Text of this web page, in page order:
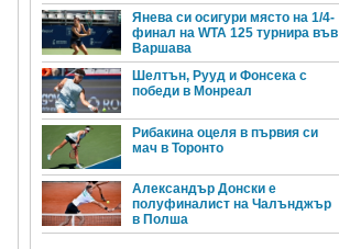
Янева си осигури място на 1/4-
финал на WTA 125 турнира във
Варшава
Шелтън, Рууд и Фонсека с
победи в Монреал
Рибакина оцеля в първия си
мач в Торонто
Александър Донски е
полуфиналист на Чалънджър
в Полша